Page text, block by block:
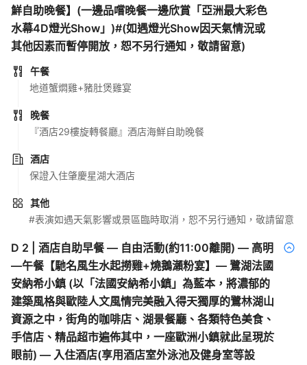
鮮自助晚餐】(一邊品嚐晚餐一邊欣賞「亞洲最大彩色
水幕4D燈光Show」)#(如遇燈光Show因天氣情況或
其他因素而暫停開放，恕不另行通知，敬請留意)
午餐
地道蟹燜雞+豬肚煲雞宴
晚餐
『酒店29樓旋轉餐廳』酒店海鮮自助晚餐
酒店
保證入住肇慶星湖大酒店
其他
#表演如遇天氣影響或景區臨時取消，恕不另行通知，敬請留意
D 2
酒店自助早餐 — 自由活動(約11:00離開) — 高明
—午餐【馳名風生水起撈雞+燒鵝瀨粉宴】— 鷺湖法國
安納希小鎮 (以「法國安納希小鎮」為藍本，將濃郁的
建築風格與歐陸人文風情完美融入得天獨厚的鷺林湖山
資源之中，街角的咖啡店、湖景餐廳、各類特色美食、
手信店、精品超市遍佈其中，一座歐洲小鎮就此呈現於
眼前) — 入住酒店(享用酒店室外泳池及健身室等設